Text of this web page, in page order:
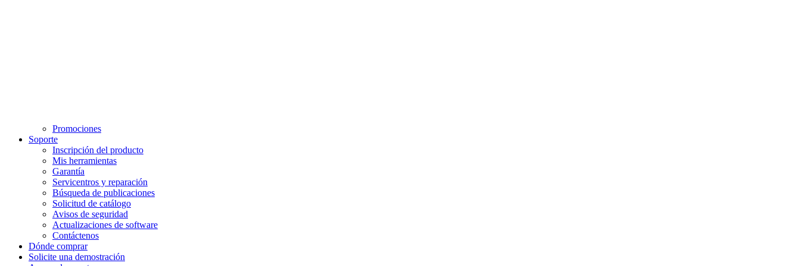
Promociones
Soporte
Inscripción del producto
Mis herramientas
Garantía
Servicentros y reparación
Búsqueda de publicaciones
Solicitud de catálogo
Avisos de seguridad
Actualizaciones de software
Contáctenos
Dónde comprar
Solicite una demostración